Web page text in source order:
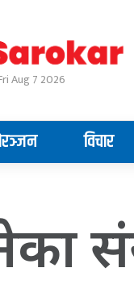
Aug 7 2026
विचार